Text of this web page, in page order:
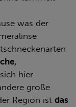
was der
hier
große
Region ist das